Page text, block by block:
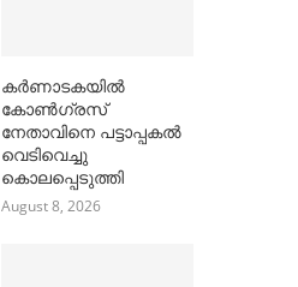
കര്‍ണാടകയില്‍
കോണ്‍ഗ്രസ്
നേതാവിനെ പട്ടാപ്പകല്‍
വെടിവെച്ചു
കൊലപ്പെടുത്തി
August 8, 2026